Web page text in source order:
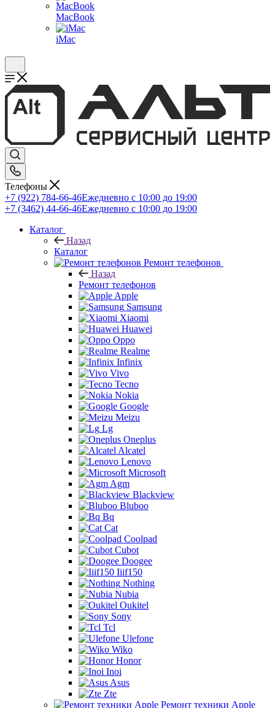
MacBook
iMac
Телефоны
+7 (922) 784-66-46Ежедневно с 10:00 до 19:00
+7 (3462) 44-66-46Ежедневно с 10:00 до 19:00
Каталог
Назад
Каталог
Ремонт телефонов
Назад
Ремонт телефонов
Apple
Samsung
Xiaomi
Huawei
Oppo
Realme
Infinix
Vivo
Tecno
Nokia
Google
Meizu
Lg
Oneplus
Alcatel
Lenovo
Microsoft
Agm
Blackview
Bluboo
Bq
Cat
Coolpad
Cubot
Doogee
Iiif150
Nothing
Nubia
Oukitel
Sony
Tcl
Ulefone
Wiko
Honor
Inoi
Asus
Zte
Ремонт техники Apple